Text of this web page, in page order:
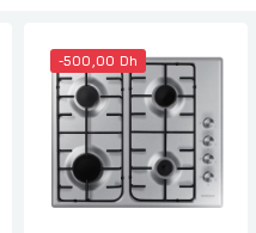
-500,00 Dh